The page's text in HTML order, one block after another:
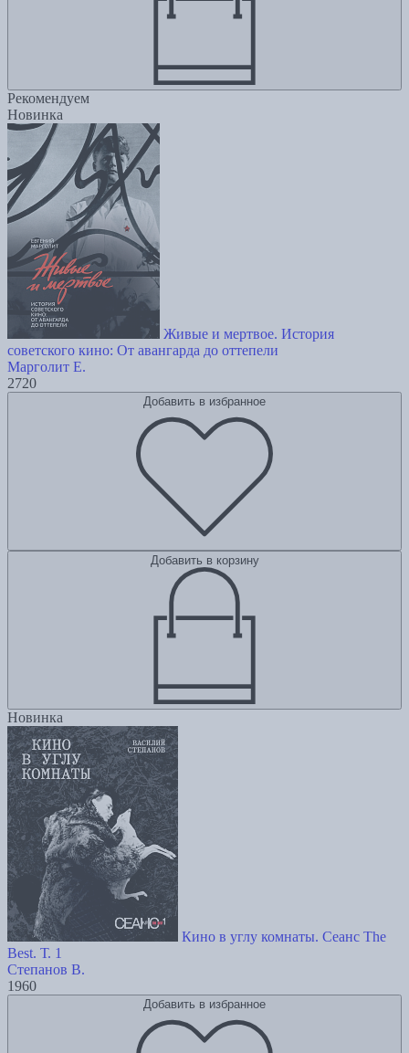
Рекомендуем
Новинка
Живые и мертвое. История
советского кино: От авангарда до оттепели
Марголит Е.
2720
Добавить в избранное
Добавить в корзину
Новинка
Кино в углу комнаты. Сеанс The
Best. Т. 1
Степанов В.
1960
Добавить в избранное